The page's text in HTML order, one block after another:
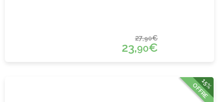
27,90€
23,90€
15%
OFFRE